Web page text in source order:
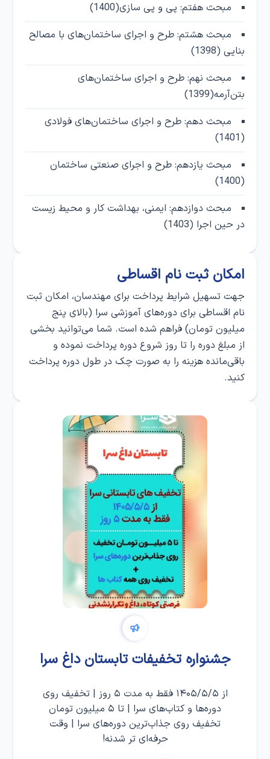
مبحث هفتم: پی و پی سازی(1400)
مبحث هشتم: طرح و اجرای ساختمان‌های با مصالح
بنایی (1398)
مبحث نهم: طرح و اجرای ساختمان‌های
بتن‌آرمه(1399)
مبحث دهم: طرح و اجرای ساختمان‌های فولادی
(1401)
مبحث یازدهم: طرح و اجرای صنعتی ساختمان
(1400)
مبحث دوازدهم: ایمنی، بهداشت کار و محیط زیست
در حین اجرا (1403)
امکان ثبت‌ نام اقساطی
جهت تسهیل شرایط پرداخت برای مهندسان، امکان ثبت‌
نام اقساطی برای دوره‌های آموزشی سرا (بالای پنج
میلیون تومان) فراهم شده است. شما می‌توانید بخشی
از مبلغ دوره را تا روز شروع دوره پرداخت نموده و
باقی‌مانده هزینه را به صورت چک در طول دوره پرداخت
کنید.
جشنواره تخفیفات تابستان داغ سرا
از ۱۴۰۵/۵/۵ فقط به مدت ۵ روز | تخفیف روی
دوره‌ها و کتاب‌های سرا | تا ۵ میلیون تومان
تخفیف روی جذاب‌ترین دوره‌های سرا | وقت
حرفه‌ای تر شدنه!